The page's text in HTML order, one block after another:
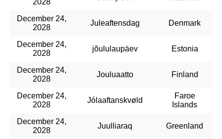
December 24,
2028
Juleaftensdag Denmark
December 24,
2028
jõululaupäev Estonia
December 24,
2028
Jouluaatto Finland
December 24,
2028
Jólaaftanskvøld
Faroe
Islands
December 24,
2028
Juulliaraq Greenland